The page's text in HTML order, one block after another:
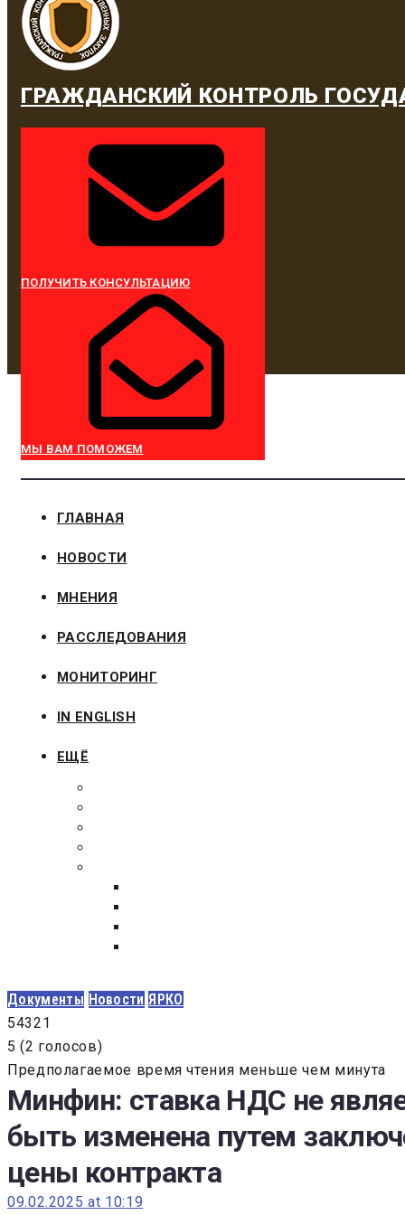
ГРАЖДАНСКИЙ КОНТРОЛЬ
ПОЛУЧИТЬ КОНСУЛЬТАЦИЮ
МЫ ВАМ ПОМОЖЕМ
ГЛАВНАЯ
НОВОСТИ
МНЕНИЯ
РАССЛЕДОВАНИЯ
МОНИТОРИНГ
IN ENGLISH
ЕЩЁ
Документы Новости ЯРКО
54321
5 (2 голосов)
Предполагаемое время чтения меньше чем минута
Минфин: ставка НДС не
быть изменена путем
цены контракта
09.02.2025 at 10:19